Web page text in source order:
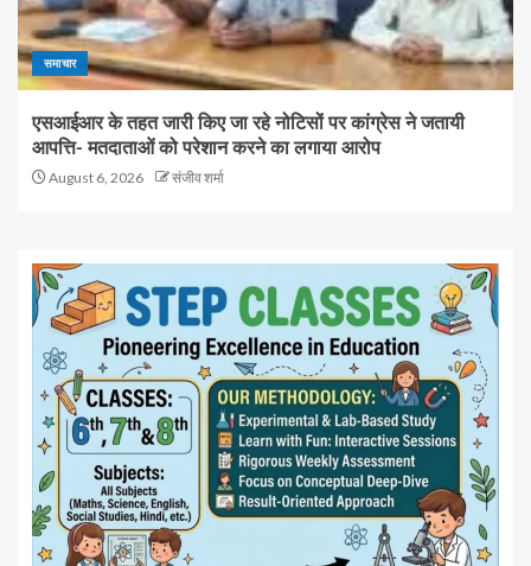
समाचार
एसआईआर के तहत जारी किए जा रहे नोटिसों पर कांग्रेस ने जतायी
आपत्ति- मतदाताओं को परेशान करने का लगाया आरोप
August 6, 2026 संजीव शर्मा